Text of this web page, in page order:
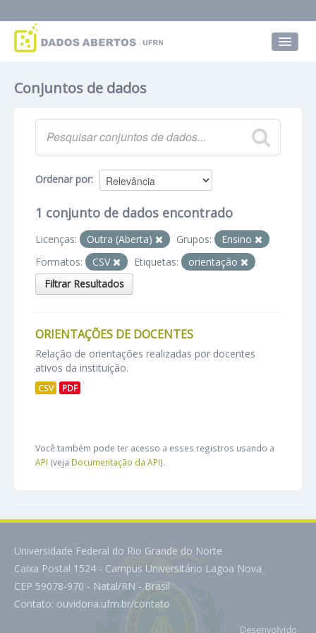
Grupos
Sobre
Conjuntos de dados
Ordenar por
1 conjunto de dados encontrado
Licenças: Outra (Aberta) Grupos:
Ensino
Formatos:
CSV Etiquetas:
orientação
Filtrar Resultados
ORIENTAÇÕES DE DOCENTES
Relação de orientações realizadas por docentes
ativos da instituição.
CSV PDF
Você também pode ter acesso a esses registros usando a
API (veja Documentação da API).
Universidade Federal do Rio Grande do Norte
Caixa Postal 1524 - Campus Universitário Lagoa Nova
CEP 59078-970 - Natal/RN - Brasil
Contato: ouvidoria.ufrn.br/contato